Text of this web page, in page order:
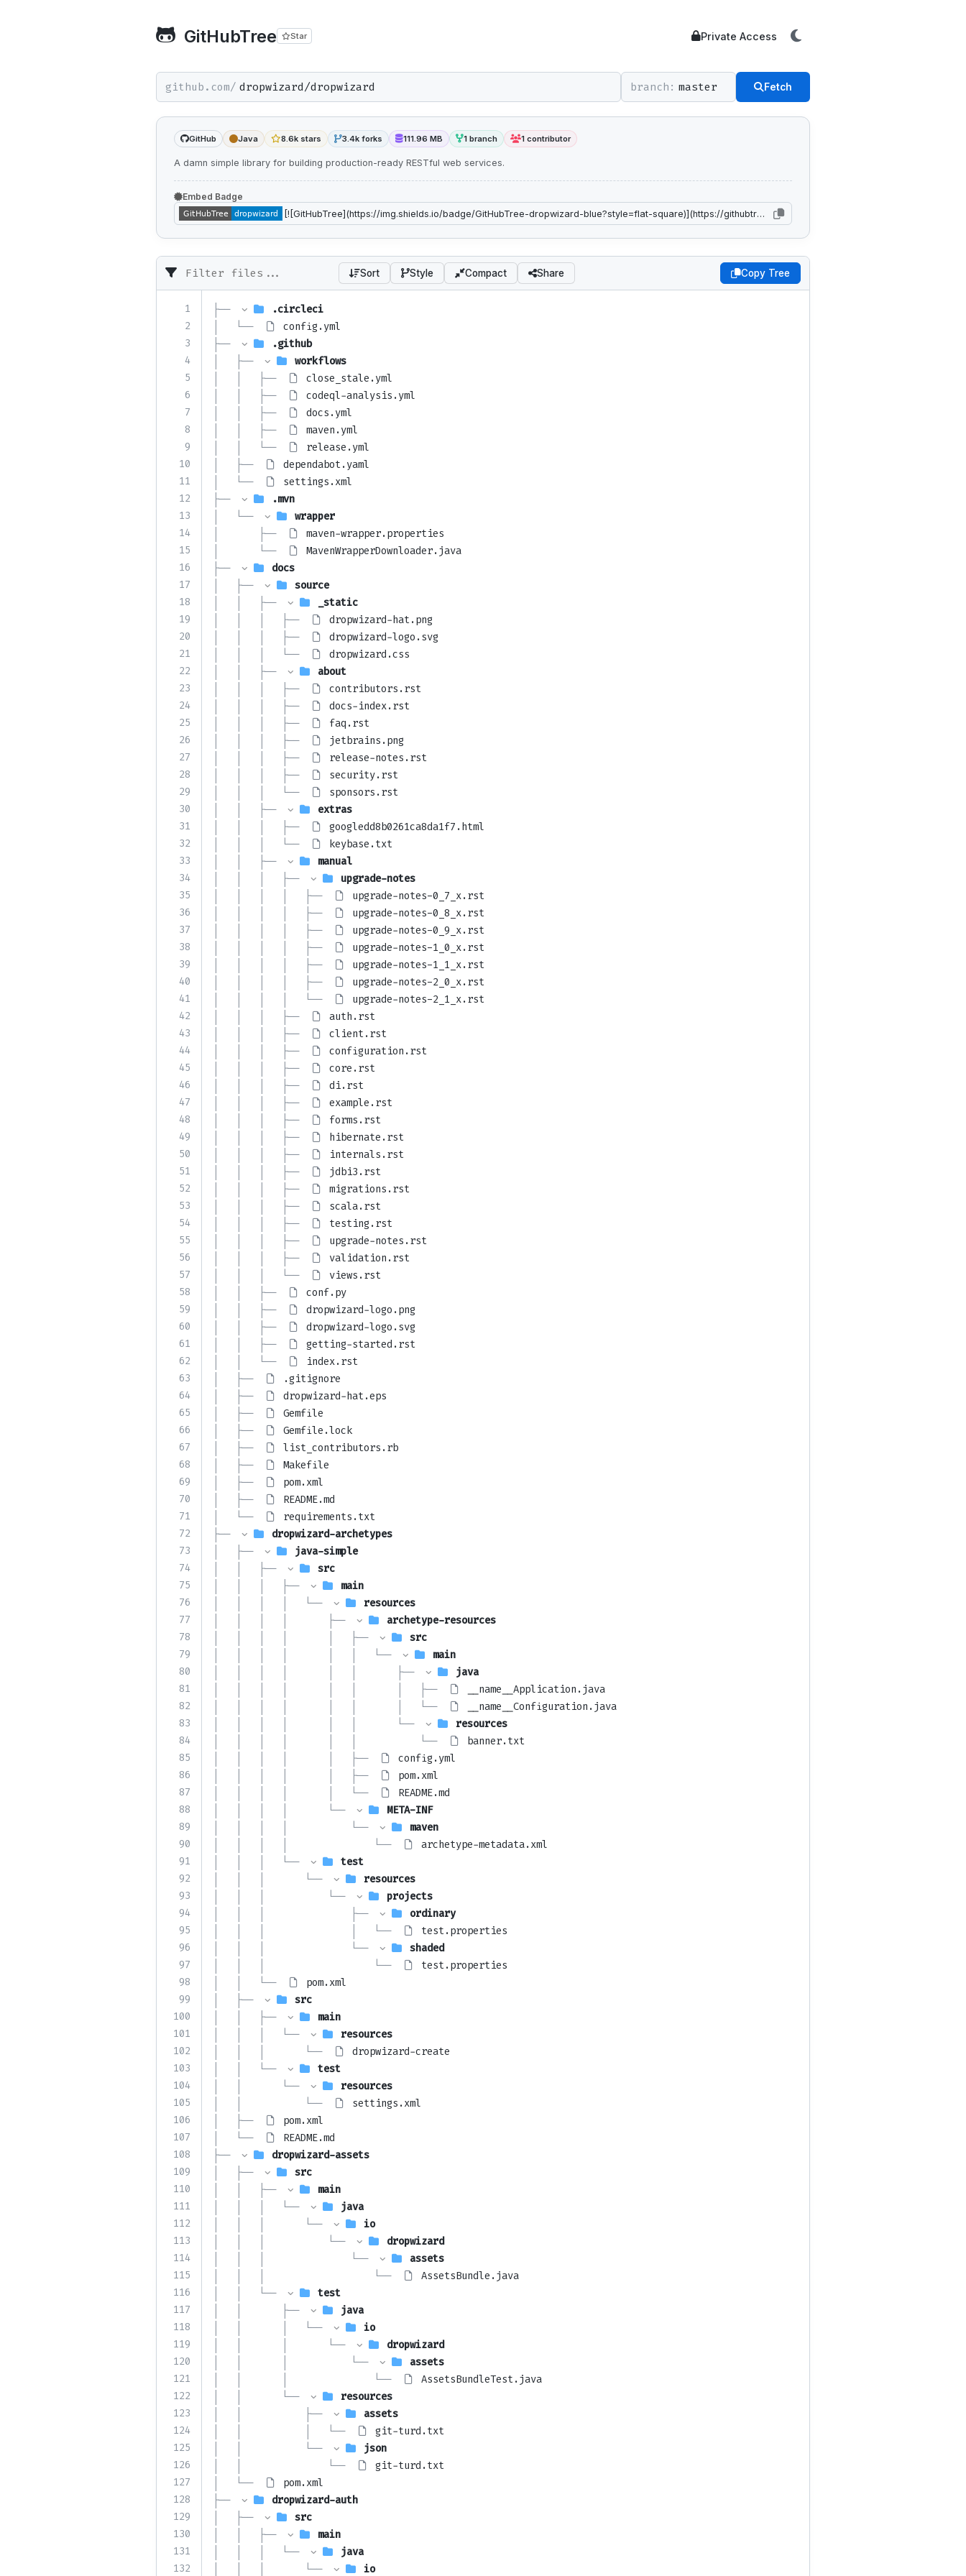
GitHubTree Star Private Access
github.com/ branch: Fetch
GitHub Java 8.6k stars 3.4k forks 111.96 MB 1 branch 1 contributor
A damn simple library for building production-ready RESTful web services.
Embed Badge
Sort Style Compact Share Copy Tree
1
2
3
4
5
6
7
8
9
10
11
12
13
14
15
16
17
18
19
20
21
22
23
24
25
26
27
28
29
30
31
32
33
34
35
36
37
38
39
40
41
42
43
44
45
46
47
48
49
50
51
52
53
54
55
56
57
58
59
60
61
62
63
64
65
66
67
68
69
70
71
72
73
74
75
76
77
78
79
80
81
82
83
84
85
86
87
88
89
90
91
92
93
94
95
96
97
98
99
100
101
102
103
104
105
106
107
108
109
110
111
112
113
114
115
116
117
118
119
120
121
122
123
124
125
126
127
128
129
130
131
132
├──
.circleci
│   └──
config.yml
├──
.github
│   ├──
workflows
│   │   ├──
close_stale.yml
│   │   ├──
codeql-analysis.yml
│   │   ├──
docs.yml
│   │   ├──
maven.yml
│   │   └──
release.yml
│   ├──
dependabot.yaml
│   └──
settings.xml
├──
.mvn
│   └──
wrapper
│       ├──
maven-wrapper.properties
│       └──
MavenWrapperDownloader.java
├──
docs
│   ├──
source
│   │   ├──
_static
│   │   │   ├──
dropwizard-hat.png
│   │   │   ├──
dropwizard-logo.svg
│   │   │   └──
dropwizard.css
│   │   ├──
about
│   │   │   ├──
contributors.rst
│   │   │   ├──
docs-index.rst
│   │   │   ├──
faq.rst
│   │   │   ├──
jetbrains.png
│   │   │   ├──
release-notes.rst
│   │   │   ├──
security.rst
│   │   │   └──
sponsors.rst
│   │   ├──
extras
│   │   │   ├──
googledd8b0261ca8da1f7.html
│   │   │   └──
keybase.txt
│   │   ├──
manual
│   │   │   ├──
upgrade-notes
│   │   │   │   ├──
upgrade-notes-0_7_x.rst
│   │   │   │   ├──
upgrade-notes-0_8_x.rst
│   │   │   │   ├──
upgrade-notes-0_9_x.rst
│   │   │   │   ├──
upgrade-notes-1_0_x.rst
│   │   │   │   ├──
upgrade-notes-1_1_x.rst
│   │   │   │   ├──
upgrade-notes-2_0_x.rst
│   │   │   │   └──
upgrade-notes-2_1_x.rst
│   │   │   ├──
auth.rst
│   │   │   ├──
client.rst
│   │   │   ├──
configuration.rst
│   │   │   ├──
core.rst
│   │   │   ├──
di.rst
│   │   │   ├──
example.rst
│   │   │   ├──
forms.rst
│   │   │   ├──
hibernate.rst
│   │   │   ├──
internals.rst
│   │   │   ├──
jdbi3.rst
│   │   │   ├──
migrations.rst
│   │   │   ├──
scala.rst
│   │   │   ├──
testing.rst
│   │   │   ├──
upgrade-notes.rst
│   │   │   ├──
validation.rst
│   │   │   └──
views.rst
│   │   ├──
conf.py
│   │   ├──
dropwizard-logo.png
│   │   ├──
dropwizard-logo.svg
│   │   ├──
getting-started.rst
│   │   └──
index.rst
│   ├──
.gitignore
│   ├──
dropwizard-hat.eps
│   ├──
Gemfile
│   ├──
Gemfile.lock
│   ├──
list_contributors.rb
│   ├──
Makefile
│   ├──
pom.xml
│   ├──
README.md
│   └──
requirements.txt
├──
dropwizard-archetypes
│   ├──
java-simple
│   │   ├──
src
│   │   │   ├──
main
│   │   │   │   └──
resources
│   │   │   │       ├──
archetype-resources
│   │   │   │       │   ├──
src
│   │   │   │       │   │   └──
main
│   │   │   │       │   │       ├──
java
│   │   │   │       │   │       │   ├──
__name__Application.java
│   │   │   │       │   │       │   └──
__name__Configuration.java
│   │   │   │       │   │       └──
resources
│   │   │   │       │   │           └──
banner.txt
│   │   │   │       │   ├──
config.yml
│   │   │   │       │   ├──
pom.xml
│   │   │   │       │   └──
README.md
│   │   │   │       └──
META-INF
│   │   │   │           └──
maven
│   │   │   │               └──
archetype-metadata.xml
│   │   │   └──
test
│   │   │       └──
resources
│   │   │           └──
projects
│   │   │               ├──
ordinary
│   │   │               │   └──
test.properties
│   │   │               └──
shaded
│   │   │                   └──
test.properties
│   │   └──
pom.xml
│   ├──
src
│   │   ├──
main
│   │   │   └──
resources
│   │   │       └──
dropwizard-create
│   │   └──
test
│   │       └──
resources
│   │           └──
settings.xml
│   ├──
pom.xml
│   └──
README.md
├──
dropwizard-assets
│   ├──
src
│   │   ├──
main
│   │   │   └──
java
│   │   │       └──
io
│   │   │           └──
dropwizard
│   │   │               └──
assets
│   │   │                   └──
AssetsBundle.java
│   │   └──
test
│   │       ├──
java
│   │       │   └──
io
│   │       │       └──
dropwizard
│   │       │           └──
assets
│   │       │               └──
AssetsBundleTest.java
│   │       └──
resources
│   │           ├──
assets
│   │           │   └──
git-turd.txt
│   │           └──
json
│   │               └──
git-turd.txt
│   └──
pom.xml
├──
dropwizard-auth
│   ├──
src
│   │   ├──
main
│   │   │   └──
java
│   │   │       └──
io